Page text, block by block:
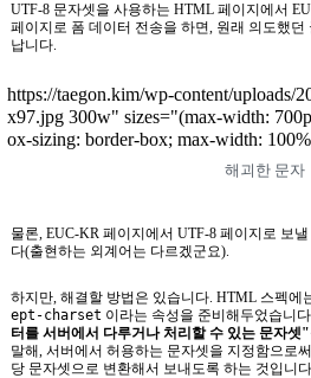
UTF-8 문자셋을 사용하는 HTML 페이지에서
페이지로 폼 데이터 전송을 하면, 원래 의도했
납니다.
https://taegon.kim/wp-content/uploads/
x97.jpg 300w" sizes="(max-width:
ox-sizing: border-box; max-width:
해괴한 문자
물론, EUC-KR 페이지에서 UTF-8 페이지로 보
다(출현하는 외계어는 다르겠군요).
하지만, 해결할 방법은 있습니다. HTML 스펙에
ept-charset 이라는 속성을 준비해두었습니
터를 서버에서 다루거나 처리할 수 있는 문자셋"
말해, 서버에서 허용하는 문자셋을 지정함으로
당 문자셋으로 변환해서 보내도록 하는 것입니